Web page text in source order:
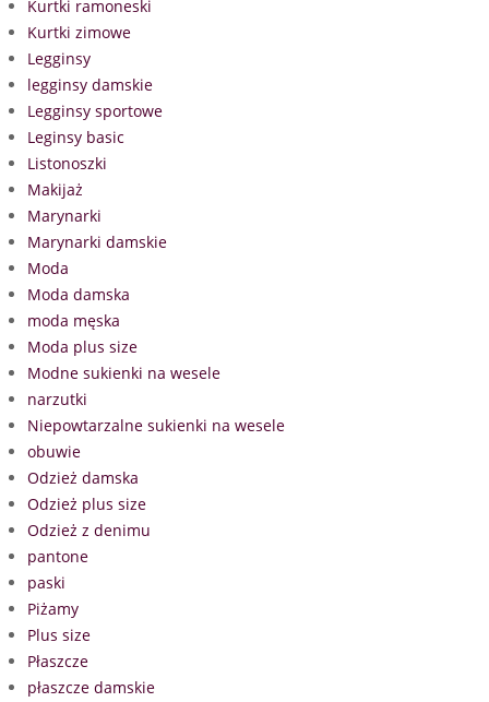
Kurtki ramoneski
Kurtki zimowe
Legginsy
legginsy damskie
Legginsy sportowe
Leginsy basic
Listonoszki
Makijaż
Marynarki
Marynarki damskie
Moda
Moda damska
moda męska
Moda plus size
Modne sukienki na wesele
narzutki
Niepowtarzalne sukienki na wesele
obuwie
Odzież damska
Odzież plus size
Odzież z denimu
pantone
paski
Piżamy
Plus size
Płaszcze
płaszcze damskie